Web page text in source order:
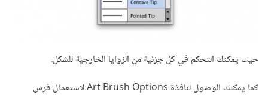
حيث يمكنك التحكم في كل جزئية من الزوايا الخارجية للشكل.
كما يمكنك الوصول لنافذة Art Brush Options لاستعمال فرش